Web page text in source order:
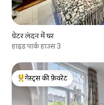
ग्रेटर लंदन में घर
हाइड पार्क हाउस 3
गेस्ट्स का टॉप फ़ेवरेट
गेस्ट्स की फ़ेवरेट